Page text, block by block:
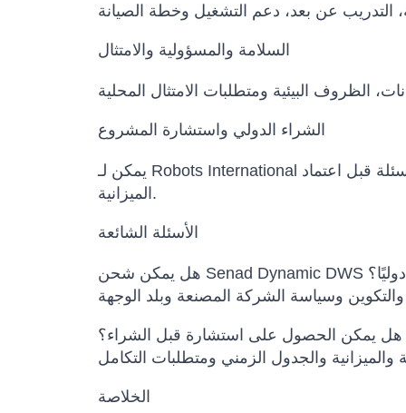
السلامة والمسؤولية والامتثال
الشراء الدولي واستشارة المشروع
يمكن لـ Robots International المساعدة في مقارنة النماذج البديلة، تأكيد التكوين، إعداد عرض السعر، تنسيق مواعيد التسليم وتوضيح الأسئلة قبل اعتماد
الميزانية.
الأسئلة الشائعة
هل يمكن شحن Senad Dynamic DWS دوليًا؟
هل يمكن الحصول على استشارة قبل الشراء؟
الخلاصة